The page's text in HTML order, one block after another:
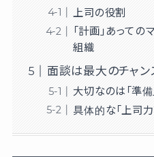
上司の役割
「計画」あっての
組織
面談は最大のチャン
大切なのは「準備
具体的な「上司力